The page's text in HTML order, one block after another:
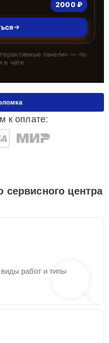
2000 ₽
панели» — по
в чате
к оплате:
центра
работ и типы